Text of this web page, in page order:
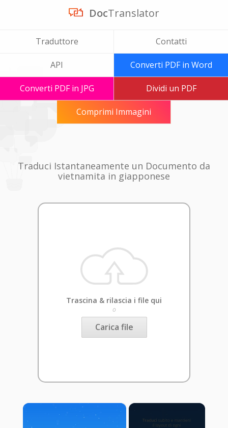
DocTranslator
Traduttore Contatti
API Converti PDF in Word
Converti PDF in JPG Dividi un PDF
Comprimi Immagini
Traduci Istantaneamente un Documento da
vietnamita in giapponese
Trascina & rilascia i file qui
o
Carica file
×